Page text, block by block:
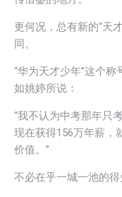
更何况，总有新的“天
同。
“华为天才少年”这个
如姚婷所说：
“我不认为中考那年只
现在获得156万年薪，
价值。”
不必在乎一城一池的得